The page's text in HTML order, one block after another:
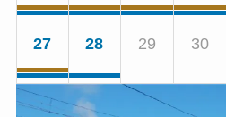
27 28 29 30